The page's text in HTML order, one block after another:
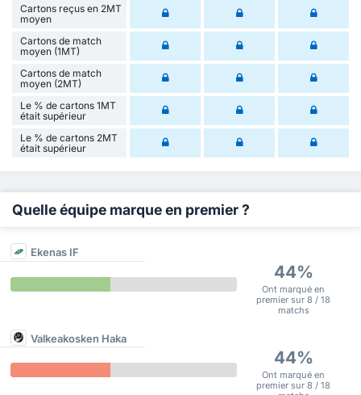
Cartons reçus en 2MT
moyen
Cartons de match
moyen (1MT)
Cartons de match
moyen (2MT)
Le % de cartons 1MT
était supérieur
Le % de cartons 2MT
était supérieur
Quelle équipe marque en premier ?
Ekenas IF
44%
Ont marqué en
premier sur 8 / 18
matchs
Valkeakosken Haka
44%
Ont marqué en
premier sur 8 / 18